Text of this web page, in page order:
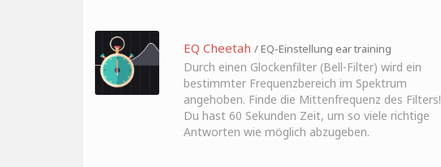
EQ Cheetah / EQ-Einstellung ear training
Durch einen Glockenfilter (Bell-Filter) wird ein
bestimmter Frequenzbereich im Spektrum
angehoben. Finde die Mittenfrequenz des Filters!
Du hast 60 Sekunden Zeit, um so viele richtige
Antworten wie möglich abzugeben.